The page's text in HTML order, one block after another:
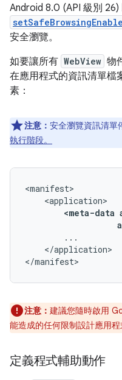
Android 8.0 (API 級別
安全瀏覽。
如要讓所有 WebView 物
在應用程式的資訊清單檔
素：
注意： 安全瀏覽資訊清單
執行階段。
<meta-data
</application>
</manifest>
注意： 建議您隨時啟用
能造成的任何限制設計應用程
定義程式輔助動作